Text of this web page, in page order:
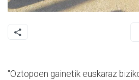
"Oztopoen gainetik euskaraz